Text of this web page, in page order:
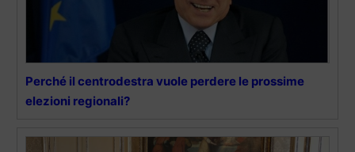
Perché il centrodestra vuole perdere le prossime
elezioni regionali?